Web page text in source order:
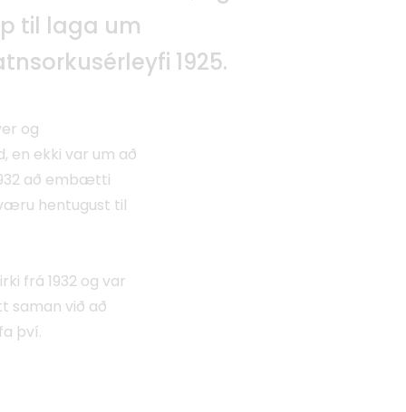
til laga um
1925.
og
en ekki var um að
að embætti
hentugust til
frá 1932 og var
saman við að
því.